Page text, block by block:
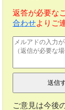
返答が必要な
合わせよりご
ご意見は今後